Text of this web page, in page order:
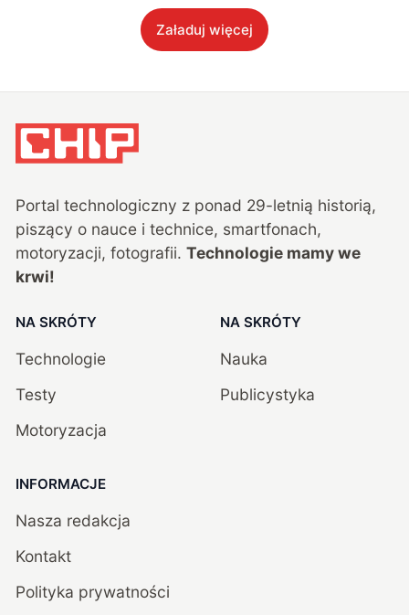
Załaduj więcej
Portal technologiczny z ponad 29-letnią historią,
piszący o nauce i technice, smartfonach,
motoryzacji, fotografii. Technologie mamy we
krwi!
NA SKRÓTY
Technologie
Testy
Motoryzacja
NA SKRÓTY
Nauka
Publicystyka
INFORMACJE
Nasza redakcja
Kontakt
Polityka prywatności